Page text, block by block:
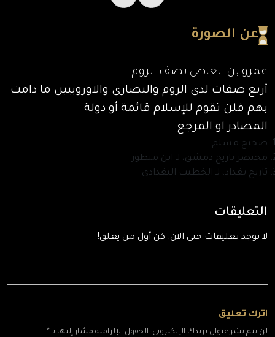
عن الصورة
عمرو بن العاص يصف الروم
أربع صفات لدى الروم والنصارى والاوروبيين ما دامت
بهم فلن تقوم للإسلام قائمة أو دولة
المصادر او المرجع:
صحيح مسلم
مختصر تاريخ دمشق، لـ ابن منظور
تاريخ بغداد، لـ الخطيب البغدادي
التعليقات
لا توجد تعليقات حتى الآن. كن أول من يعلق!
اترك تعليق
لن يتم نشر عنوان بريدك الإلكتروني. الحقول الإلزامية مشار إليها بـ *